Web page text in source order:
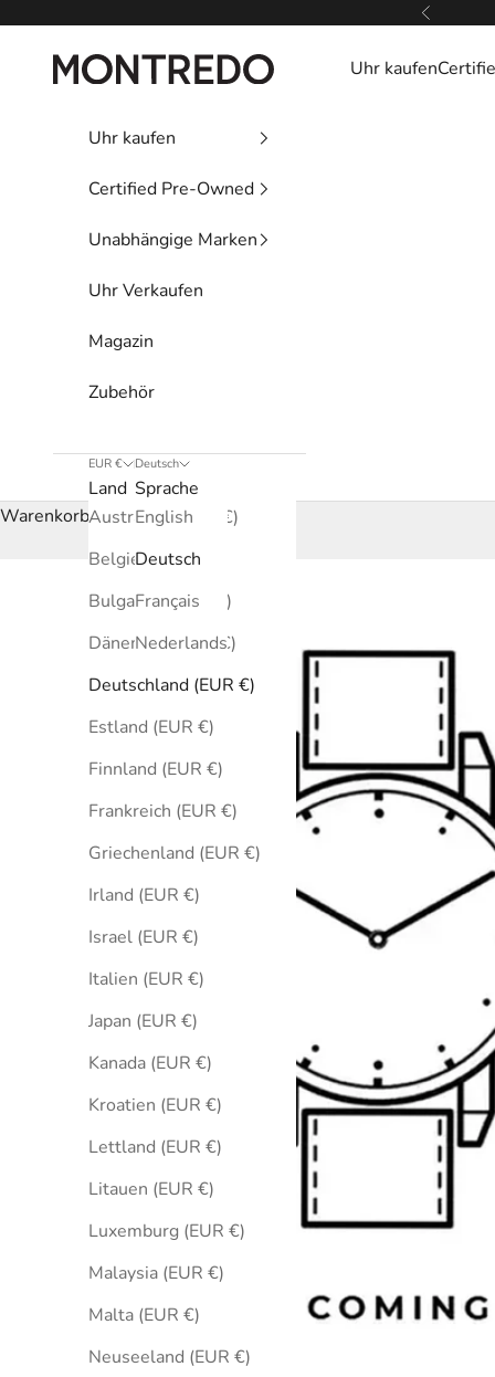
Zurück
Montredo Uhr kaufen
Uhr kaufen
Certified Pre-Owned
Unabhängige Marken
Uhr Verkaufen
Magazin
Zubehör
EUR €
Land
Australien (EUR €)
Belgien (EUR €)
Bulgarien (EUR €)
Dänemark (EUR €)
Deutschland (EUR €)
Estland (EUR €)
Finnland (EUR €)
Frankreich (EUR €)
Griechenland (EUR €)
Irland (EUR €)
Israel (EUR €)
Italien (EUR €)
Japan (EUR €)
Kanada (EUR €)
Kroatien (EUR €)
Lettland (EUR €)
Litauen (EUR €)
Luxemburg (EUR €)
Malaysia (EUR €)
Malta (EUR €)
Neuseeland (EUR €)
Deutsch
Sprache
English
Deutsch
Français
Nederlands
Warenkorb